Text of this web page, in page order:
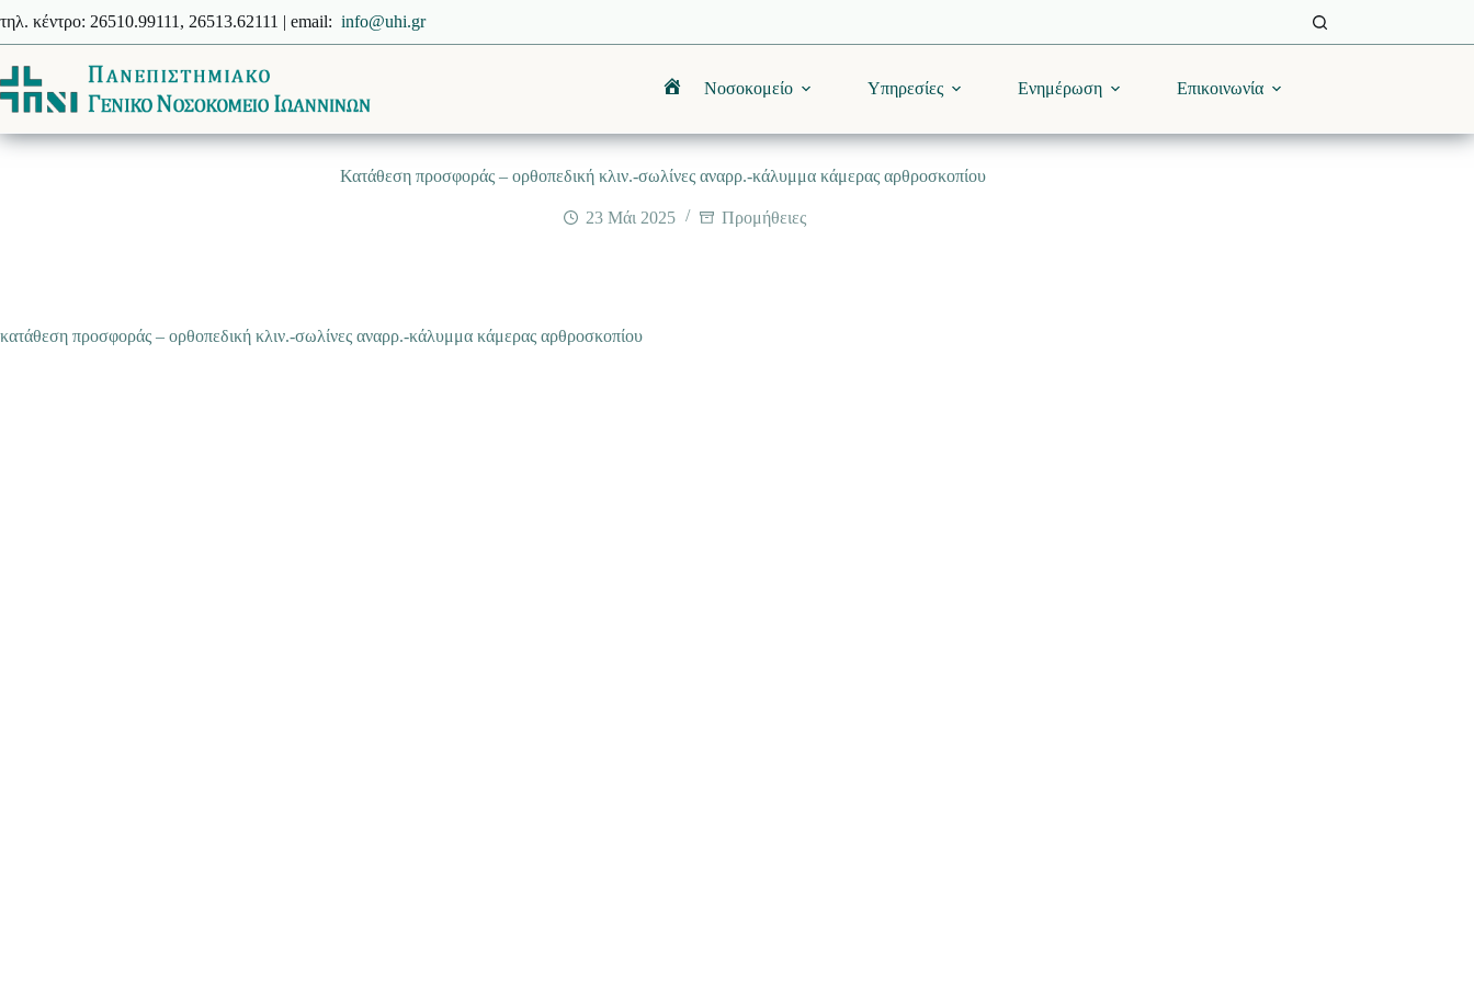
στο
περιεχόμενο
τηλ. κέντρο: 26510.99111, 26513.62111 | email: info@uhi.gr
ΑρχικήΝοσοκομείο Υπηρεσίες Ενημέρωση Επικοινωνία
Κατάθεση προσφοράς – ορθοπεδική κλιν.-σωλίνες αναρρ.-κάλυμμα κάμερας αρθροσκοπίου
23 Μάι 2025 Προμήθειες
κατάθεση προσφοράς – ορθοπεδική κλιν.-σωλίνες αναρρ.-κάλυμμα κάμερας αρθροσκοπίου